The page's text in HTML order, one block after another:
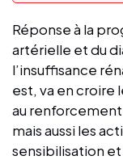
Réponse à la
artérielle et du
l’insuffisance
est, va en croire
au
mais aussi les
sensibilisation